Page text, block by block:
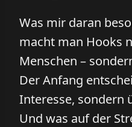
Was mir daran
macht man Hooks
Menschen –
Der Anfang
Interesse, sondern
Und was auf der